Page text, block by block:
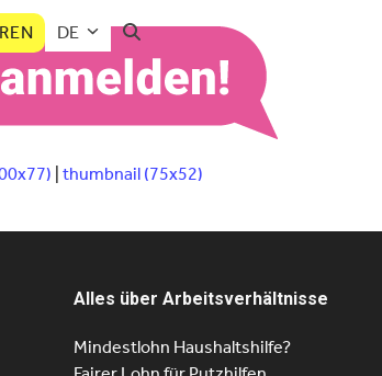
DE
thumbnail (75x52)
Alles über Arbeitsverhältnisse
Mindestlohn Haushaltshilfe?